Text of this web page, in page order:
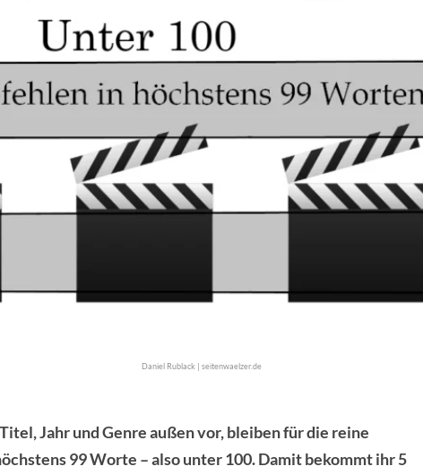
Daniel Rublack | seitenwaelzer.de
Jahr und Genre außen vor, bleiben für die reine
99 Worte – also unter 100. Damit bekommt ihr 5